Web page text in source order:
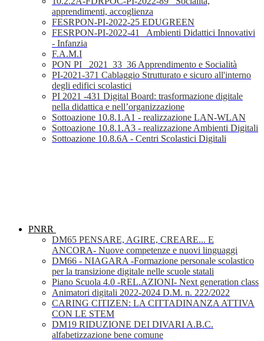
apprendimenti, accoglienza
FESRPON-PI-2022-25 EDUGREEN
FESRPON-PI-2022-41_ Ambienti Didattici Innovativi
- Infanzia
F.A.M.I
PON PI_ 2021_33_36 Apprendimento e Socialità
PI-2021-371 Cablaggio Strutturato e sicuro all'interno
degli edifici scolastici
PI 2021 -431 Digital Board: trasformazione digitale
nella didattica e nell’organizzazione
Sottoazione 10.8.1.A1 - realizzazione LAN-WLAN
Sottoazione 10.8.1.A3 - realizzazione Ambienti Digitali
Sottoazione 10.8.6A - Centri Scolastici Digitali
PNRR
DM65 PENSARE, AGIRE, CREARE... E
ANCORA- Nuove competenze e nuovi linguaggi
DM66 - NIAGARA -Formazione personale scolastico
per la transizione digitale nelle scuole statali
Piano Scuola 4.0 -REL.AZIONI- Next generation class
Animatori digitali 2022-2024 D.M. n. 222/2022
CARING CITIZEN: LA CITTADINANZA ATTIVA
CON LE STEM
DM19 RIDUZIONE DEI DIVARI A.B.C.
alfabetizzazione bene comune